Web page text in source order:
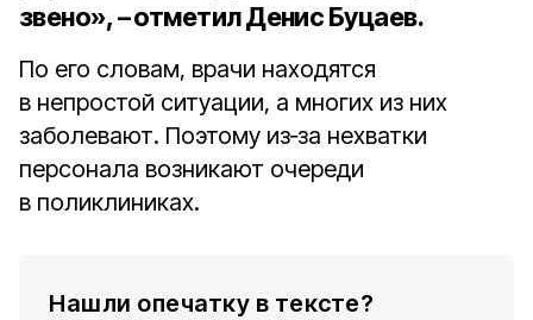
звено», – отметил Денис Буцаев.
По его словам, врачи находятся
в непростой ситуации, а многих из них
заболевают. Поэтому из‑за нехватки
персонала возникают очереди
в поликлиниках.
Нашли опечатку в тексте?